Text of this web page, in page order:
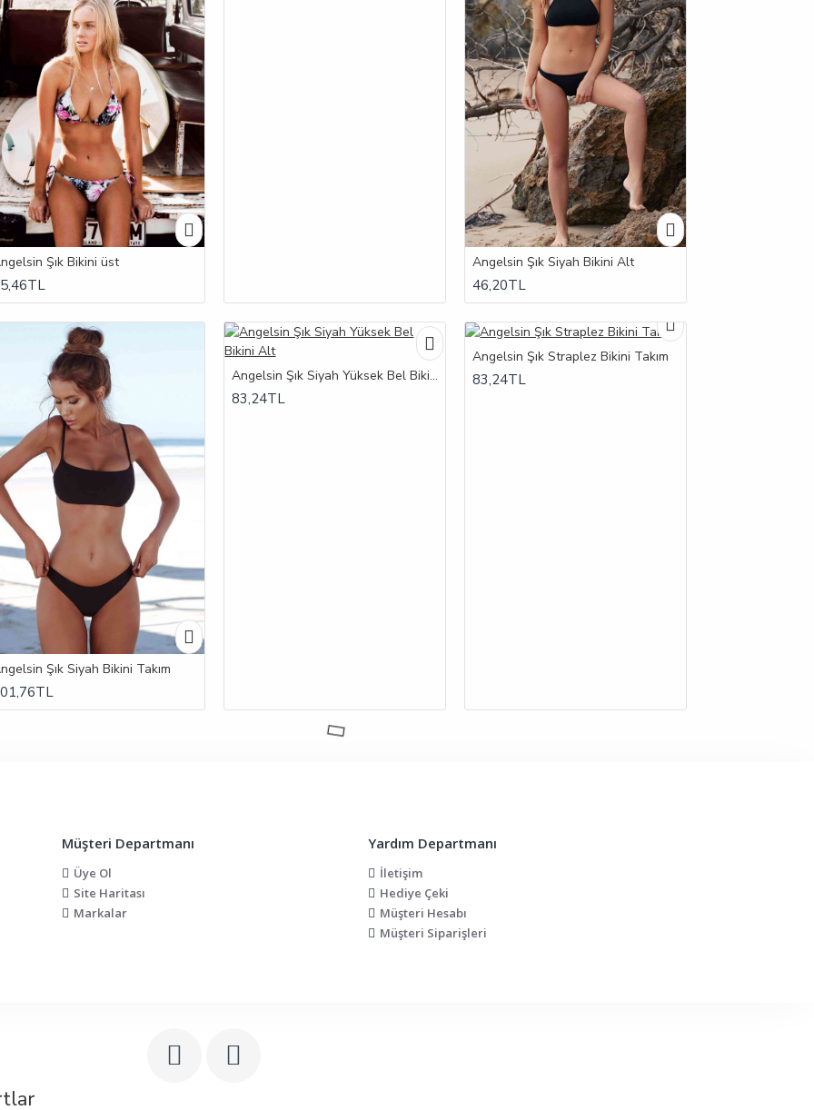
Şık Bikini üst Angelsin Şık Siyah Bikini Alt
46,20TL
Şık Siyah Bikini Takım
Angelsin Şık Siyah Yüksek Bel Bikini Alt
83,24TL
Angelsin Şık Straplez Bikini Takım
83,24TL
Müşteri Departmanı
Üye Ol
Site Haritası
Markalar
Yardım Departmanı
İletişim
Hediye Çeki
Müşteri Hesabı
Müşteri Siparişleri